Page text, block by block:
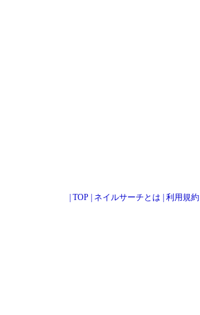
TOP ネイルサーチとは 利用規約